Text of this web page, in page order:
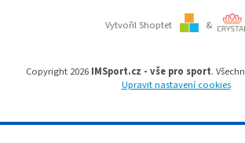
Vytvořil Shoptet &
Copyright 2026 IMSport.cz - vše pro sport.
Upravit nastavení cookies